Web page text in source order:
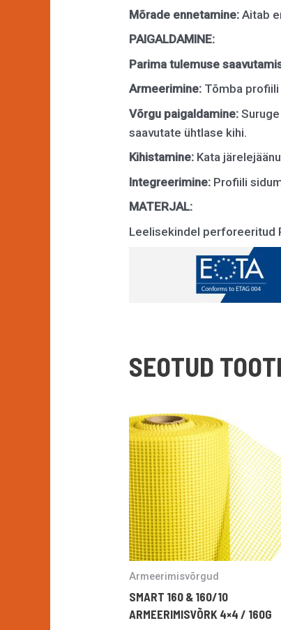
Mõrade ennetamine:Aitab
PAIGALDAMINE:
Parima tulemuse
Armeerimine: Tõmba
Võrgu paigaldamine:
saavutate ühtlase kihi.
Kihistamine: Kata
Integreerimine: Profiili
MATERJAL:
Leelisekindel perforeeritud
SEOTUD
Armeerimisvõrgud
SMART 160 & 160/10
ARMEERIMISVÕRK 4×4 / 160G